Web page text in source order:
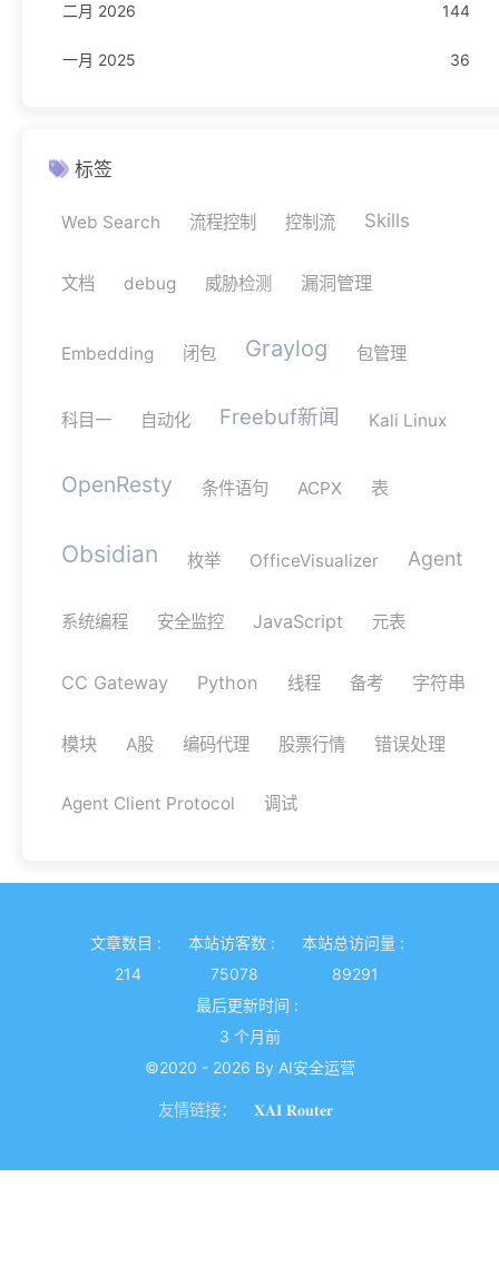
TypeScript 4
网络安全 11
科目一
二月 2026 144
一月 2025 36
标签
Web Search 流程控制 控制流 Skills
文档 debug 威胁检测 漏洞管理
Embedding 闭包 Graylog 包管理
科目一 自动化 Freebuf新闻 Kali Linux
OpenResty 条件语句 ACPX 表
Obsidian 枚举 OfficeVisualizer Agent
系统编程 安全监控 JavaScript 元表
CC Gateway Python 线程 备考 字符串
模块 A股 编码代理 股票行情 错误处理
Agent Client Protocol 调试
文章数目 :
214
本站访客数 :
75078
本站总访问量 :
89291
最后更新时间 :
3 个月前
©2020 - 2026 By AI安全运营
友情链接： 𝐗𝐀𝐈 𝐑𝐨𝐮𝐭𝐞𝐫